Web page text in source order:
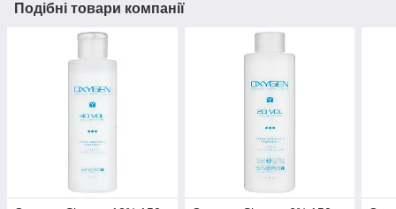
Подібні товари компанії